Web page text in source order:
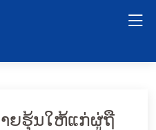
ຍຮຸ້ນໃຫ້ແກ່ຜູ່ຖື